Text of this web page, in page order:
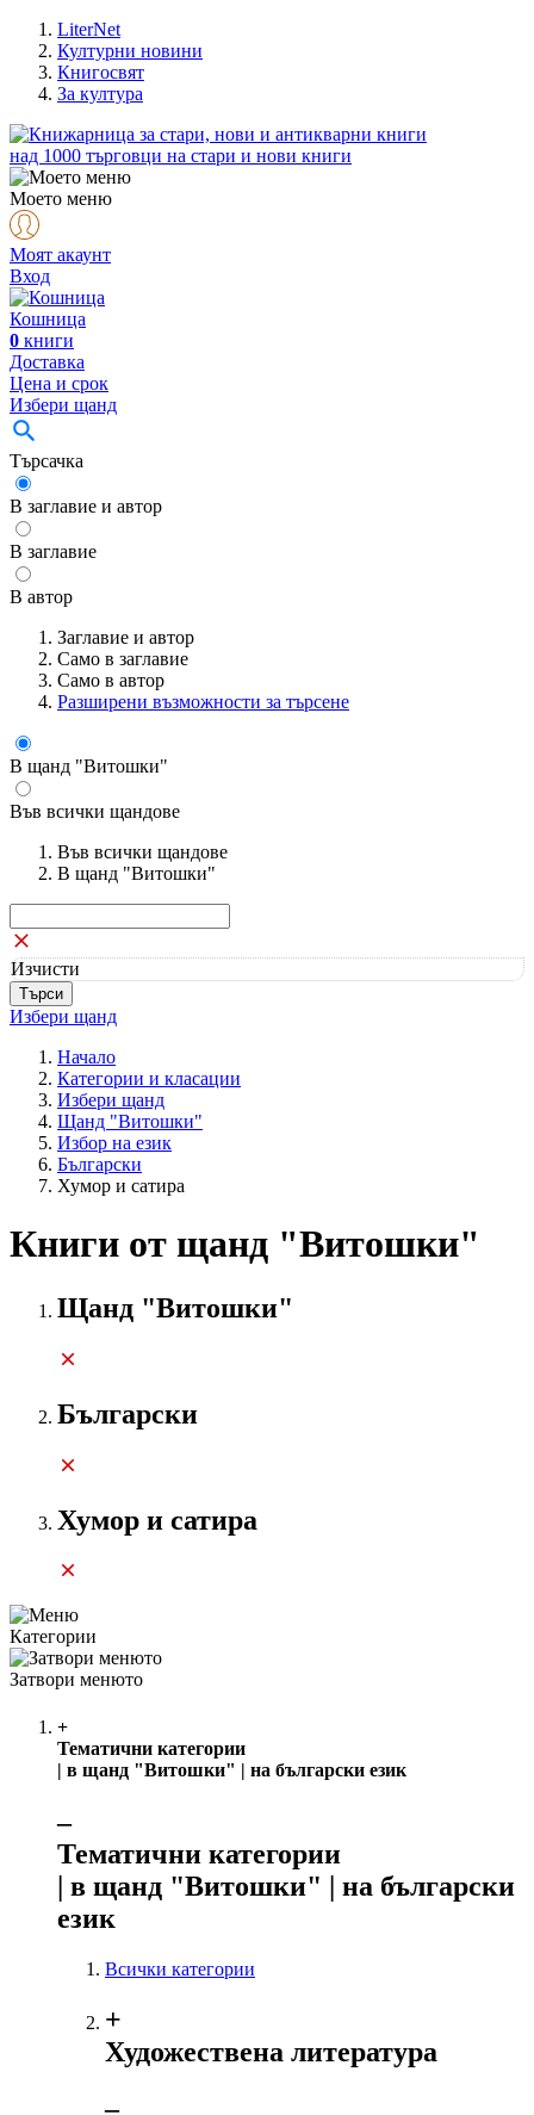
LiterNet
Културни новини
Книгосвят
За култура
над 1000 търговци на стари и нови книги
Моето меню
Моят акаунт
Вход
Кошница
0 книги
Доставка
Цена и срок
Избери щанд
Търсачка
В заглавие и автор
В заглавие
В автор
Заглавие и автор
Само в заглавие
Само в автор
Разширени възможности за търсене
В щанд "Витошки"
Във всички щандове
Във всички щандове
В щанд "Витошки"
Изчисти
Избери щанд
Начало
Категории и класации
Избери щанд
Щанд "Витошки"
Избор на език
Български
Хумор и сатира
Книги от щанд "Витошки"
Щанд "Витошки"
Български
Хумор и сатира
Категории
Затвори менюто
+
Тематични категории
| в щанд "Витошки" | на български език
‒
Тематични категории
| в щанд "Витошки" | на български
език
Всички категории
+
Художествена литература
‒